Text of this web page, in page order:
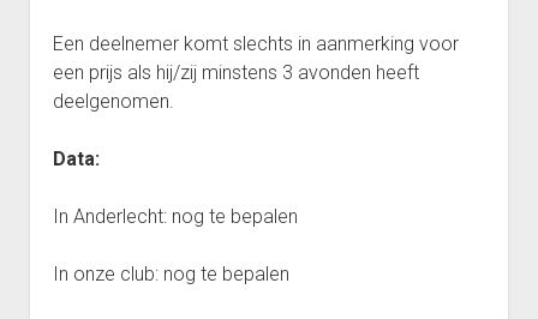
Punten Reeks 3B
Interclub afdeling 4D 2011 – 2012
Punten Afdeling 5D
Een deelnemer komt slechts in aanmerking voor
een prijs als hij/zij minstens 3 avonden heeft
deelgenomen.
Data:
In Anderlecht: nog te bepalen
In onze club: nog te bepalen